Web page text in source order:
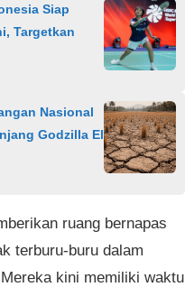
Siap
Targetkan
Nasional
Godzilla El
ruang bernapas
terburu-buru dalam
kini memiliki waktu